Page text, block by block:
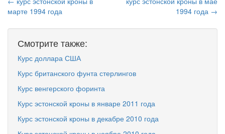
марте 1994 года
1994 года →
Смотрите также:
Курс доллара США
Курс британского фунта стерлингов
Курс венгерского форинта
Курс эстонской кроны в январе 2011 года
Курс эстонской кроны в декабре 2010 года